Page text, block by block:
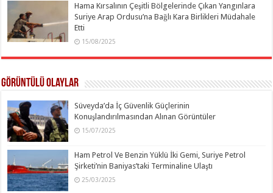
Hama Kırsalının Çeşitli Bölgelerinde Çıkan Yangınlara
Suriye Arap Ordusu’na Bağlı Kara Birlikleri Müdahale
Etti
15/08/2025
Görüntülü Olaylar
Süveyda’da İç Güvenlik Güçlerinin
Konuşlandırılmasından Alınan Görüntüler
15/07/2025
Ham Petrol Ve Benzin Yüklü İki Gemi, Suriye Petrol
Şirketi’nin Baniyas’taki Terminaline Ulaştı
25/03/2025